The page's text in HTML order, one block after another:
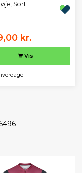
Sort
kr.
Vis
6496